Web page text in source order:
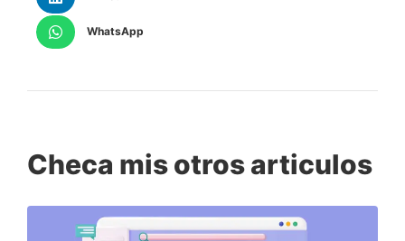
WhatsApp
Checa mis otros articulos